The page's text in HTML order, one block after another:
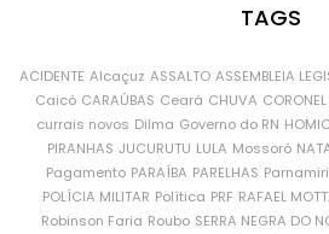
TAGS
ACIDENTE Alcaçuz ASSALTO ASSEMBLEIA
Caicó CARAÚBAS Ceará CHUVA
currais novos Dilma Governo do RN
PIRANHAS JUCURUTU LULA Mossoró
Pagamento PARAÍBA PARELHAS
POLÍCIA MILITAR Política PRF RAFAEL
Robinson Faria Roubo SERRA NEGRA DO